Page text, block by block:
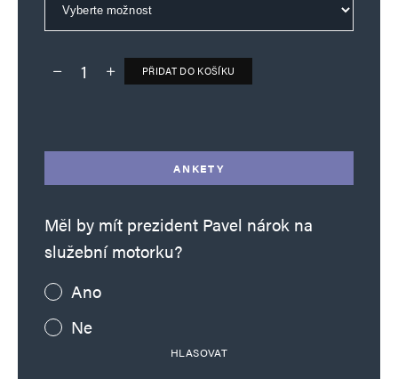
Deník TO – verze bez reklam množství
PŘIDAT DO KOŠÍKU
ANKETY
Měl by mít prezident Pavel nárok na
služební motorku?
Ano
Ne
HLASOVAT